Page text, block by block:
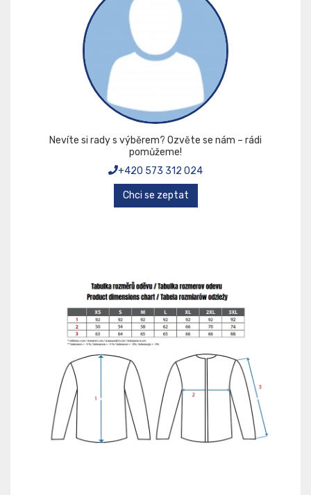
Nevíte si rady s výběrem? Ozvěte se nám – rádi
pomůžeme!
+420 573 312 024
Chci se zeptat